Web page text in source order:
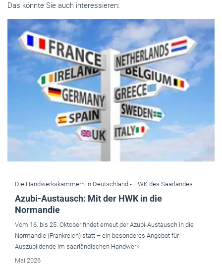
Das könnte Sie auch interessieren:
Die Handwerkskammern in Deutschland - HWK des Saarlandes
Azubi-Austausch: Mit der HWK in die
Normandie
Vom 16. bis 25. Oktober findet erneut der Azubi-Austausch in die
Normandie (Frankreich) statt – ein besonderes Angebot für
Auszubildende im saarländischen Handwerk.
Mai 2026